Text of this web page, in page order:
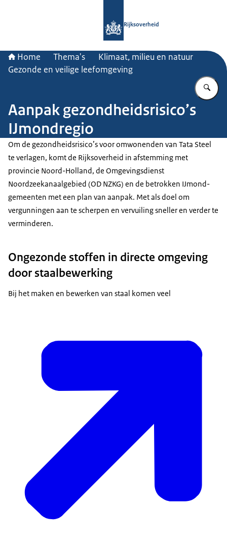
Rijksoverheid
Home Thema's
Klimaat, milieu en natuur
Gezonde en veilige leefomgeving
Aanpak gezondheidsrisico’s
IJmondregio
Om de gezondheidsrisico’s voor omwonenden van Tata Steel
te verlagen, komt de Rijksoverheid in afstemming met
provincie Noord-Holland, de Omgevingsdienst
Noordzeekanaalgebied (OD NZKG) en de betrokken IJmond-
gemeenten met een plan van aanpak. Met als doel om
vergunningen aan te scherpen en vervuiling sneller en verder te
verminderen.
Ongezonde stoffen in directe omgeving
door staalbewerking
Bij het maken en bewerken van staal komen veel